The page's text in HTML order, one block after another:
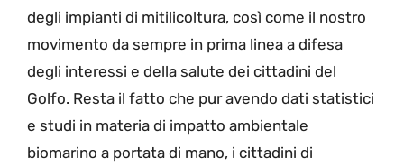
degli impianti di mitilicoltura, così come il nostro
movimento da sempre in prima linea a difesa
degli interessi e della salute dei cittadini del
Golfo. Resta il fatto che pur avendo dati statistici
e studi in materia di impatto ambientale
biomarino a portata di mano, i cittadini di